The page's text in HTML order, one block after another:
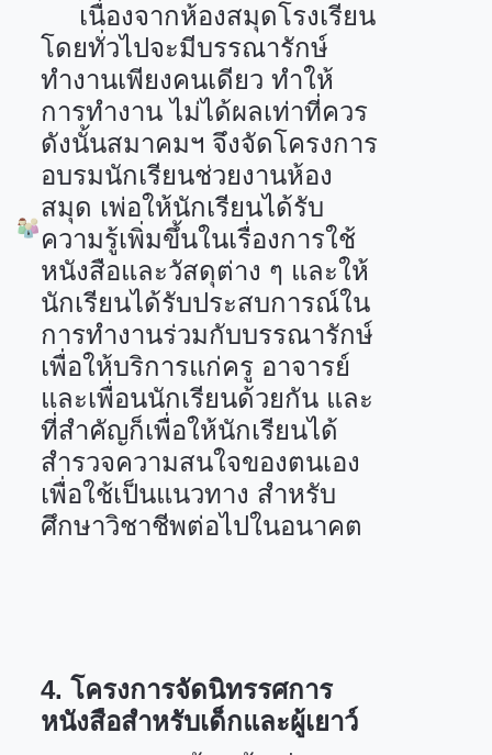
เนื่องจากห้องสมุดโรงเรียน
โดยทั่วไปจะมีบรรณารักษ์
ทำงานเพียงคนเดียว ทำให้
การทำงาน ไม่ได้ผลเท่าที่ควร
ดังนั้นสมาคมฯ จึงจัดโครงการ
อบรมนักเรียนช่วยงานห้อง
สมุด เพ่อให้นักเรียนได้รับ
ความรู้เพิ่มขึ้นในเรื่องการใช้
หนังสือและวัสดุต่าง ๆ และให้
นักเรียนได้รับประสบการณ์ใน
การทำงานร่วมกับบรรณารักษ์
เพื่อให้บริการแก่ครู อาจารย์
และเพื่อนนักเรียนด้วยกัน และ
ที่สำคัญก็เพื่อให้นักเรียนได้
สำรวจความสนใจของตนเอง
เพื่อใช้เป็นแนวทาง สำหรับ
ศึกษาวิชาชีพต่อไปในอนาคต
4. โครงการจัดนิทรรศการ
หนังสือสำหรับเด็กและผู้เยาว์